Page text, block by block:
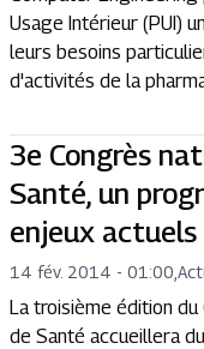
Usage Intérieur (PUI)
leurs besoins
d'activités de la
3e Congrès
Santé, un
enjeux actuels
14 fév. 2014 - 01:00
La troisième édition
de Santé accueillera